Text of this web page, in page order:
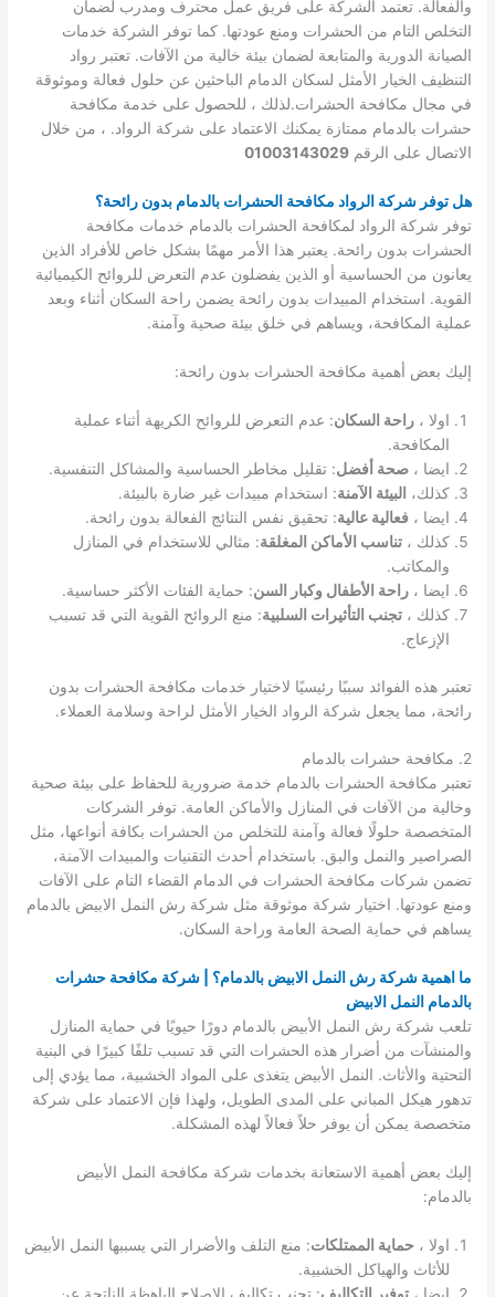
والفعالة. تعتمد الشركة على فريق عمل محترف ومدرب لضمان
التخلص التام من الحشرات ومنع عودتها. كما توفر الشركة خدمات
الصيانة الدورية والمتابعة لضمان بيئة خالية من الآفات. تعتبر رواد
التنظيف الخيار الأمثل لسكان الدمام الباحثين عن حلول فعالة وموثوقة
في مجال مكافحة الحشرات.لذلك ، للحصول على خدمة مكافحة
حشرات بالدمام ممتازة يمكنك الاعتماد على شركة الرواد. ، من خلال
الاتصال على الرقم01003143029
هل توفر شركة الرواد مكافحة الحشرات بالدمام بدون رائحة؟
توفر شركة الرواد لمكافحة الحشرات بالدمام خدمات مكافحة
الحشرات بدون رائحة. يعتبر هذا الأمر مهمًا بشكل خاص للأفراد الذين
يعانون من الحساسية أو الذين يفضلون عدم التعرض للروائح الكيميائية
القوية. استخدام المبيدات بدون رائحة يضمن راحة السكان أثناء وبعد
عملية المكافحة، ويساهم في خلق بيئة صحية وآمنة.
إليك بعض أهمية مكافحة الحشرات بدون رائحة:
اولا ،راحة السكان: عدم التعرض للروائح الكريهة أثناء عملية
المكافحة.
ايضا ،صحة أفضل: تقليل مخاطر الحساسية والمشاكل التنفسية.
كذلك، البيئة الآمنة: استخدام مبيدات غير ضارة بالبيئة.
ايضا ،فعالية عالية: تحقيق نفس النتائج الفعالة بدون رائحة.
كذلك ،تناسب الأماكن المغلقة: مثالي للاستخدام في المنازل
والمكاتب.
ايضا ،راحة الأطفال وكبار السن: حماية الفئات الأكثر حساسية.
كذلك ،تجنب التأثيرات السلبية: منع الروائح القوية التي قد تسبب
الإزعاج.
تعتبر هذه الفوائد سببًا رئيسيًا لاختيار خدمات مكافحة الحشرات بدون
رائحة، مما يجعل شركة الرواد الخيار الأمثل لراحة وسلامة العملاء.
2. مكافحة حشرات بالدمام
تعتبر مكافحة الحشرات بالدمام خدمة ضرورية للحفاظ على بيئة صحية
وخالية من الآفات في المنازل والأماكن العامة. توفر الشركات
المتخصصة حلولًا فعالة وآمنة للتخلص من الحشرات بكافة أنواعها، مثل
الصراصير والنمل والبق. باستخدام أحدث التقنيات والمبيدات الآمنة،
تضمن شركات مكافحة الحشرات في الدمام القضاء التام على الآفات
ومنع عودتها. اختيار شركة موثوقة مثل شركة رش النمل الابيض بالدمام
يساهم في حماية الصحة العامة وراحة السكان.
ما اهمية شركة رش النمل الابيض بالدمام؟ | شركة مكافحة حشرات
بالدمام النمل الابيض
تلعب شركة رش النمل الأبيض بالدمام دورًا حيويًا في حماية المنازل
والمنشآت من أضرار هذه الحشرات التي قد تسبب تلفًا كبيرًا في البنية
التحتية والأثاث. النمل الأبيض يتغذى على المواد الخشبية، مما يؤدي إلى
تدهور هيكل المباني على المدى الطويل، ولهذا فإن الاعتماد على شركة
متخصصة يمكن أن يوفر حلاً فعالاً لهذه المشكلة.
إليك بعض أهمية الاستعانة بخدمات شركة مكافحة النمل الأبيض
بالدمام:
اولا ، حماية الممتلكات: منع التلف والأضرار التي يسببها النمل الأبيض
للأثاث والهياكل الخشبية.